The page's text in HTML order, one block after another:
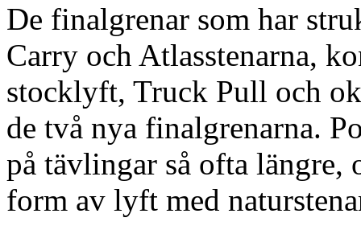
De finalgrenar som har
Carry och Atlasstenarna,
stocklyft, Truck Pull och
de två nya finalgrenarna.
på tävlingar så ofta
form av lyft med